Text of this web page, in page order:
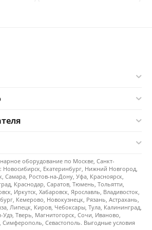
оборудование по Москве, Санкт-
Новосибирск, Екатеринбург, Нижний Новгород,
Самара, Ростов-на-Дону, Уфа, Красноярск,
Краснодар, Саратов, Тюмень, Тольятти,
Иркутск, Хабаровск, Ярославль, Владивосток,
Кемерово, Новокузнецк, Рязань, Астрахань,
Липецк, Киров, Чебоксары, Тула, Калининград,
Удэ, Тверь, Магнитогорск, Сочи, Иваново,
Симферополь, Севастополь. Выгодные условия